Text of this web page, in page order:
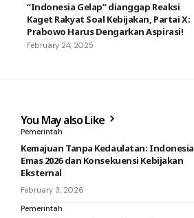
“Indonesia Gelap” dianggap Reaksi
Kaget Rakyat Soal Kebijakan, Partai X:
Prabowo Harus Dengarkan Aspirasi!
February 24, 2025
You May also Like
Pemerintah
Kemajuan Tanpa Kedaulatan: Indonesia
Emas 2026 dan Konsekuensi Kebijakan
Eksternal
February 3, 2026
Pemerintah